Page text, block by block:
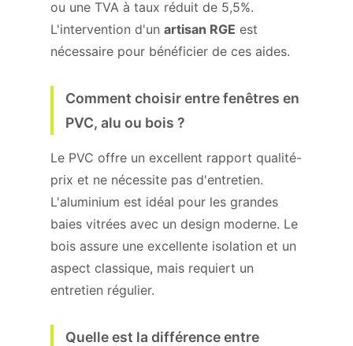
ou une TVA à taux réduit de 5,5%.
L'intervention d'un artisan RGE est
nécessaire pour bénéficier de ces aides.
Comment choisir entre fenêtres en
PVC, alu ou bois ?
Le PVC offre un excellent rapport qualité-
prix et ne nécessite pas d'entretien.
L'aluminium est idéal pour les grandes
baies vitrées avec un design moderne. Le
bois assure une excellente isolation et un
aspect classique, mais requiert un
entretien régulier.
Quelle est la différence entre